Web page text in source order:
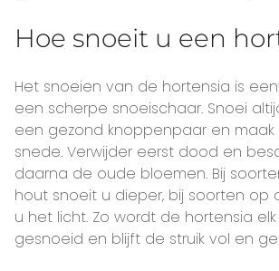
Hoe snoeit u een
Het snoeien van de hortensia is
een scherpe snoeischaar. Snoei
een gezond knoppenpaar en maak
snede. Verwijder eerst dood en
daarna de oude bloemen. Bij
hout snoeit u dieper, bij soorten op
u het licht. Zo wordt de hortensia
gesnoeid en blijft de struik vol en